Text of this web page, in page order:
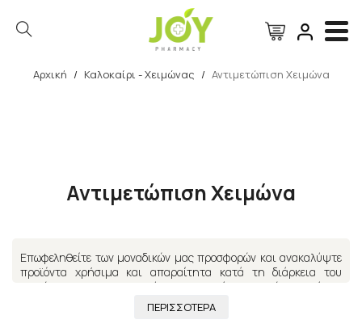
Αρχική / Καλοκαίρι - Χειμώνας / Αντιμετώπιση Χειμώνα
Αντιμετώπιση Χειμώνα
Επωφεληθείτε των μοναδικών μας προσφορών και ανακαλύψτε
προϊόντα χρήσιμα και απαραίτητα κατά τη διάρκεια του
χειμώνα, για να προστατεύσετε με ασφάλεια το σώμα αλλά και
τονώστε τον οργανισμό σας. Προϊόντα που είναι κατάλληλα για
όλη την οικογένεια, ώστε να είστε πλήρως και καταλλήλως
ΠΕΡΙΣΣΟΤΕΡΑ